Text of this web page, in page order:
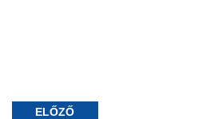
ELŐZŐ